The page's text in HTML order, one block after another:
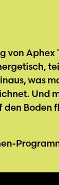
was
Und